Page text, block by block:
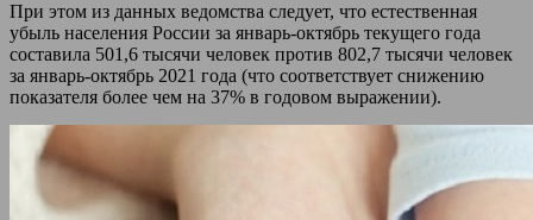
При этом из данных ведомства следует, что естественная
убыль населения России за январь-октябрь текущего года
составила 501,6 тысячи человек против 802,7 тысячи человек
за январь-октябрь 2021 года (что соответствует снижению
показателя более чем на 37% в годовом выражении).